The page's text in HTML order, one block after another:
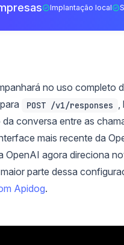
Implantação local
no uso completo
POST /v1/responses
conversa entre as
mais recente da
OpenAI agora direciona
parte dessa
Apidog.